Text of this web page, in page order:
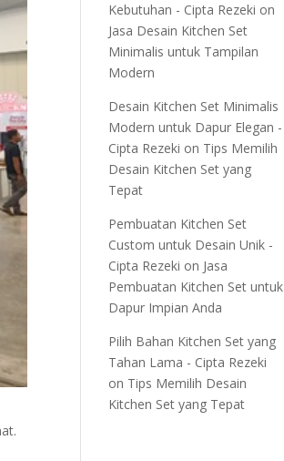
Kebutuhan - Cipta Rezeki on
Jasa Desain Kitchen Set
Minimalis untuk Tampilan
Modern
Desain Kitchen Set Minimalis
Modern untuk Dapur Elegan -
Cipta Rezeki on Tips Memilih
Desain Kitchen Set yang
Tepat
Pembuatan Kitchen Set
Custom untuk Desain Unik -
Cipta Rezeki on Jasa
Pembuatan Kitchen Set untuk
Dapur Impian Anda
Pilih Bahan Kitchen Set yang
Tahan Lama - Cipta Rezeki
on Tips Memilih Desain
Kitchen Set yang Tepat